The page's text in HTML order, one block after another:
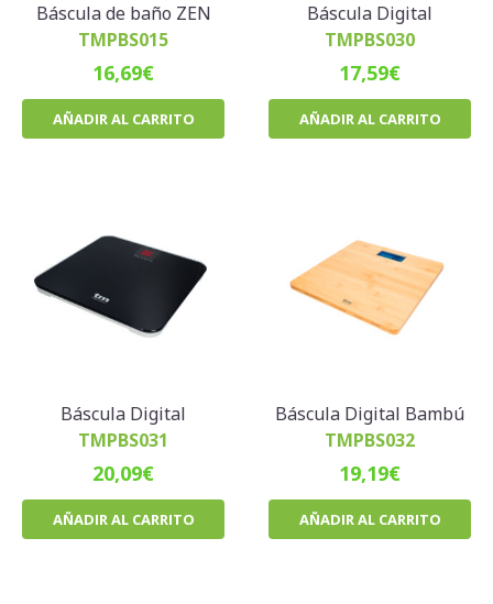
Báscula de baño ZEN
TMPBS015
16,69€
AÑADIR AL CARRITO
Báscula Digital
TMPBS030
17,59€
AÑADIR AL CARRITO
Báscula Digital
TMPBS031
20,09€
AÑADIR AL CARRITO
Báscula Digital Bambú
TMPBS032
19,19€
AÑADIR AL CARRITO